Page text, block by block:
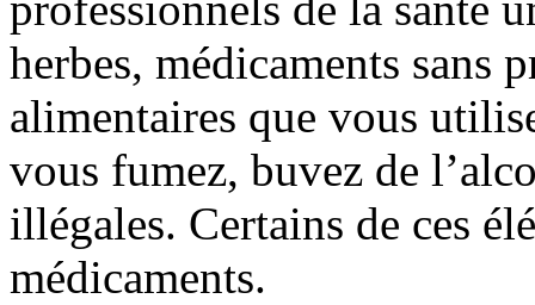
herbes, médicaments sans
alimentaires que vous
vous fumez, buvez de
illégales. Certains de ces
médicaments.